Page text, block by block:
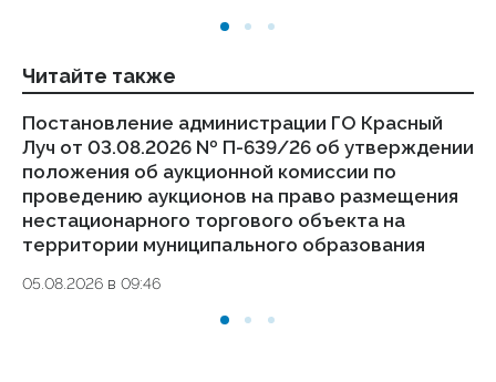
Читайте также
Постановление администрации ГО Красный
Луч от 03.08.2026 № П-639/26 об утверждении
положения об аукционной комиссии по
проведению аукционов на право размещения
нестационарного торгового объекта на
территории муниципального образования
05.08.2026 в 09:46